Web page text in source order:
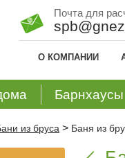
Почта для
О КОМПАНИИ
Барнхаусы
из бруса > Баня из